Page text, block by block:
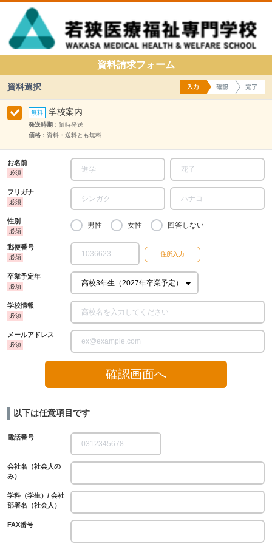
資料請求フォーム
資料選択
学校案内
発送時期： 随時発送
価格： 資料・送料とも無料
お名前
フリガナ
性別 男性 女性 回答しない
郵便番号
卒業予定年
学校情報
メールアドレス
確認画面へ
以下は任意項目です
電話番号
会社名（社会人の
み）
学科（学生）/ 会社
部署名（社会人）
FAX番号